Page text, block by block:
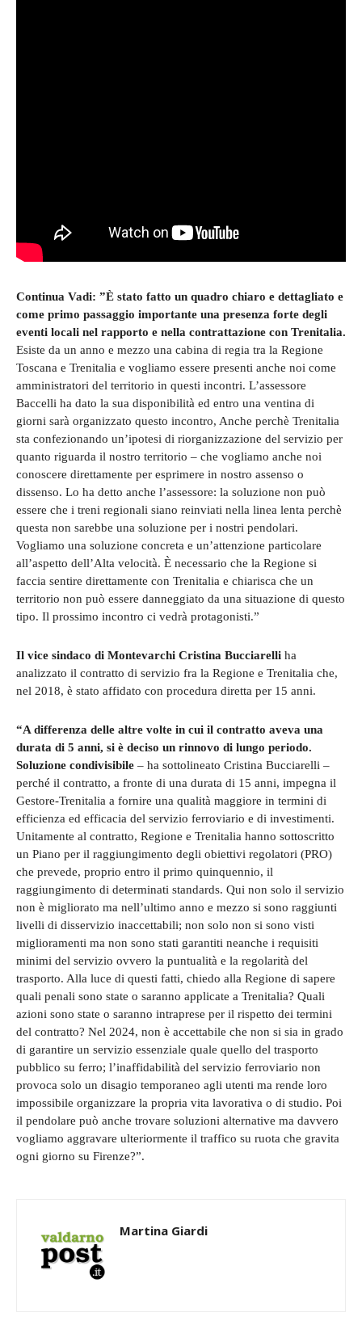
Continua Vadi: ”È stato fatto un quadro chiaro e dettagliato e
come primo passaggio importante una presenza forte degli
eventi locali nel rapporto e nella contrattazione con Trenitalia.
Esiste da un anno e mezzo una cabina di regia tra la Regione
Toscana e Trenitalia e vogliamo essere presenti anche noi come
amministratori del territorio in questi incontri. L’assessore
Baccelli ha dato la sua disponibilità ed entro una ventina di
giorni sarà organizzato questo incontro, Anche perchè Trenitalia
sta confezionando un’ipotesi di riorganizzazione del servizio per
quanto riguarda il nostro territorio – che vogliamo anche noi
conoscere direttamente per esprimere in nostro assenso o
dissenso. Lo ha detto anche l’assessore: la soluzione non può
essere che i treni regionali siano reinviati nella linea lenta perchè
questa non sarebbe una soluzione per i nostri pendolari.
Vogliamo una soluzione concreta e un’attenzione particolare
all’aspetto dell’Alta velocità. È necessario che la Regione si
faccia sentire direttamente con Trenitalia e chiarisca che un
territorio non può essere danneggiato da una situazione di questo
tipo. Il prossimo incontro ci vedrà protagonisti.”
Il vice sindaco di Montevarchi Cristina Bucciarelli ha
analizzato il contratto di servizio fra la Regione e Trenitalia che,
nel 2018, è stato affidato con procedura diretta per 15 anni.
“A differenza delle altre volte in cui il contratto aveva una
durata di 5 anni, si è deciso un rinnovo di lungo periodo.
Soluzione condivisibile – ha sottolineato Cristina Bucciarelli –
perché il contratto, a fronte di una durata di 15 anni, impegna il
Gestore-Trenitalia a fornire una qualità maggiore in termini di
efficienza ed efficacia del servizio ferroviario e di investimenti.
Unitamente al contratto, Regione e Trenitalia hanno sottoscritto
un Piano per il raggiungimento degli obiettivi regolatori (PRO)
che prevede, proprio entro il primo quinquennio, il
raggiungimento di determinati standards. Qui non solo il servizio
non è migliorato ma nell’ultimo anno e mezzo si sono raggiunti
livelli di disservizio inaccettabili; non solo non si sono visti
miglioramenti ma non sono stati garantiti neanche i requisiti
minimi del servizio ovvero la puntualità e la regolarità del
trasporto. Alla luce di questi fatti, chiedo alla Regione di sapere
quali penali sono state o saranno applicate a Trenitalia? Quali
azioni sono state o saranno intraprese per il rispetto dei termini
del contratto? Nel 2024, non è accettabile che non si sia in grado
di garantire un servizio essenziale quale quello del trasporto
pubblico su ferro; l’inaffidabilità del servizio ferroviario non
provoca solo un disagio temporaneo agli utenti ma rende loro
impossibile organizzare la propria vita lavorativa o di studio. Poi
il pendolare può anche trovare soluzioni alternative ma davvero
vogliamo aggravare ulteriormente il traffico su ruota che gravita
ogni giorno su Firenze?”.
Martina Giardi